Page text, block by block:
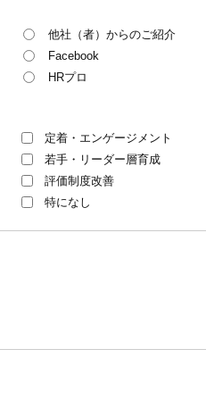
他社（者）からのご紹介
Facebook
HRプロ
定着・エンゲージメント
若手・リーダー層育成
評価制度改善
特になし